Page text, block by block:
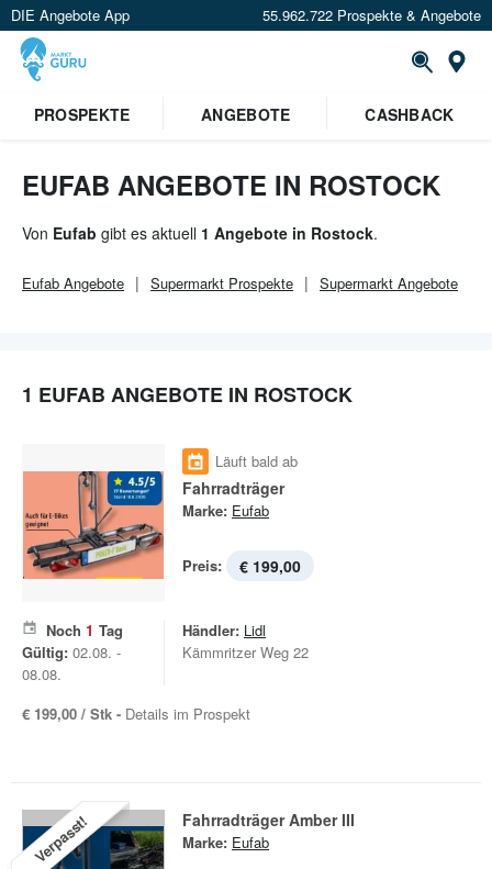
DIE Angebote App 55.962.722 Prospekte & Angebote
PROSPEKTE ANGEBOTE CASHBACK
EUFAB ANGEBOTE IN ROSTOCK
Von Eufab gibt es aktuell 1 Angebote in Rostock.
Eufab Angebote Supermarkt Prospekte Supermarkt Angebote
1 EUFAB ANGEBOTE IN ROSTOCK
Läuft bald ab
Fahrradträger
Marke: Eufab
Preis: € 199,00
Noch 1 Tag
Gültig: 02.08. -
08.08.
Händler: Lidl
Kämmritzer Weg 22
€ 199,00 / Stk - Details im Prospekt
Verpasst! Fahrradträger Amber III
Marke: Eufab